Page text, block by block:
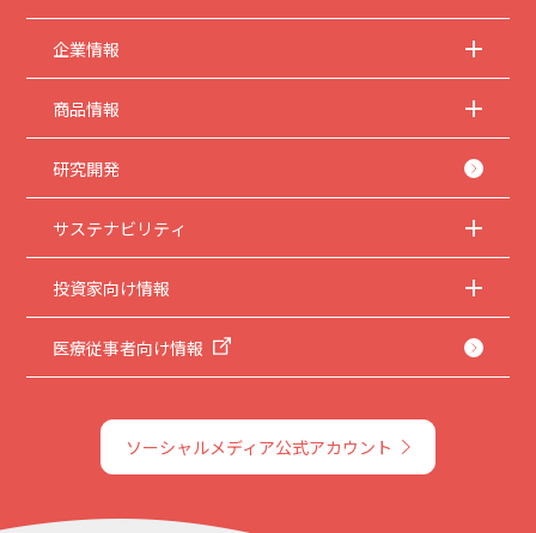
企業情報
商品情報
研究開発
サステナビリティ
投資家向け情報
医療従事者向け情報
ソーシャルメディア公式アカウント